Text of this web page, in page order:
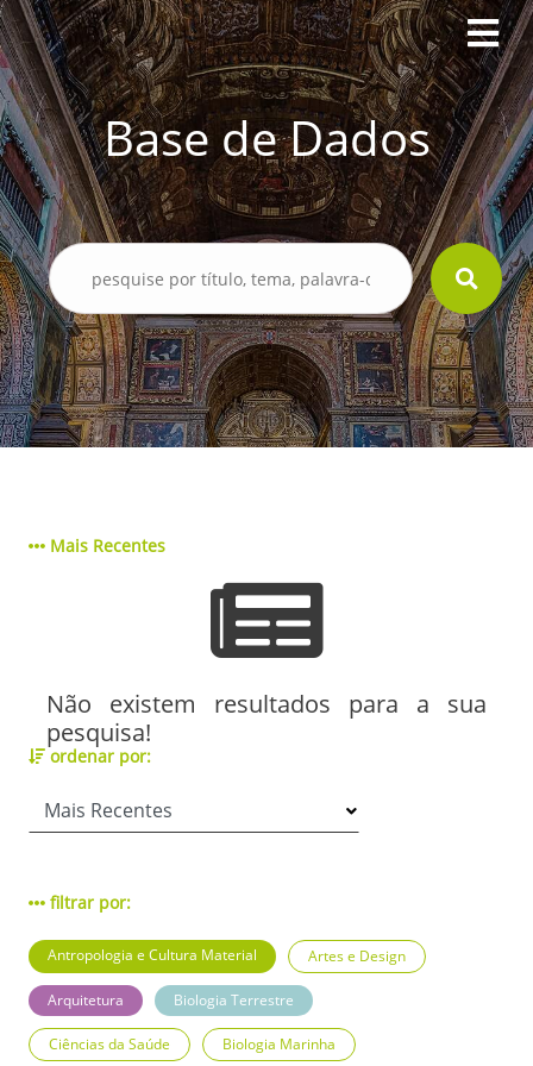
Base de Dados
Mais Recentes
Não existem resultados para a sua
pesquisa!
ordenar por:
filtrar por:
Antropologia e Cultura Material Artes e Design
Arquitetura Biologia Terrestre
Ciências da Saúde Biologia Marinha